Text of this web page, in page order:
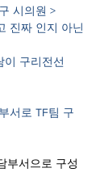
시의원 >
진짜 인지 아닌
이 구리전선
서로 TF팀 구
부서으로 구성